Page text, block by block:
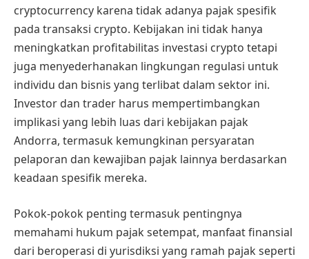
cryptocurrency karena tidak adanya pajak spesifik
pada transaksi crypto. Kebijakan ini tidak hanya
meningkatkan profitabilitas investasi crypto tetapi
juga menyederhanakan lingkungan regulasi untuk
individu dan bisnis yang terlibat dalam sektor ini.
Investor dan trader harus mempertimbangkan
implikasi yang lebih luas dari kebijakan pajak
Andorra, termasuk kemungkinan persyaratan
pelaporan dan kewajiban pajak lainnya berdasarkan
keadaan spesifik mereka.
Pokok-pokok penting termasuk pentingnya
memahami hukum pajak setempat, manfaat finansial
dari beroperasi di yurisdiksi yang ramah pajak seperti